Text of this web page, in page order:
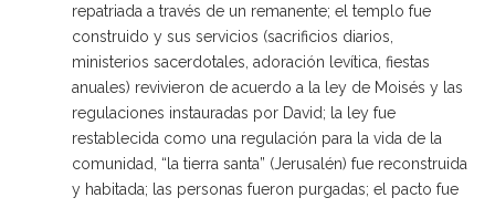
repatriada a través de un remanente; el templo fue
construido y sus servicios (sacrificios diarios,
ministerios sacerdotales, adoración levítica, fiestas
anuales) revivieron de acuerdo a la ley de Moisés y las
regulaciones instauradas por David; la ley fue
restablecida como una regulación para la vida de la
comunidad, “la tierra santa” (Jerusalén) fue reconstruida
y habitada; las personas fueron purgadas; el pacto fue